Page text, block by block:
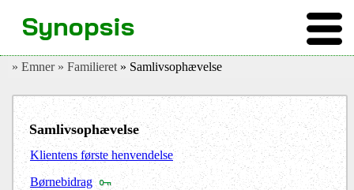
» Emner » Familieret » Samlivsophævelse
Samlivsophævelse
Klientens første henvendelse
Børnebidrag
Synopsis